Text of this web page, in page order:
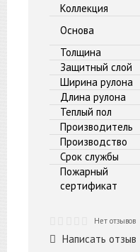
Коллекция
Основа
Толщина
Защитный слой
Ширина рулона
Длина рулона
Теплый пол
Производитель
Производство
Срок службы
Пожарный
сертификат
Нет отзывов
Написать отзыв